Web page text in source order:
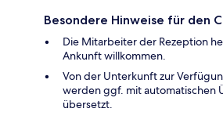
Besondere Hinweise für den
Die Mitarbeiter der Rezeption
Ankunft willkommen.
Von der Unterkunft zur
werden ggf. mit automatischen
übersetzt.